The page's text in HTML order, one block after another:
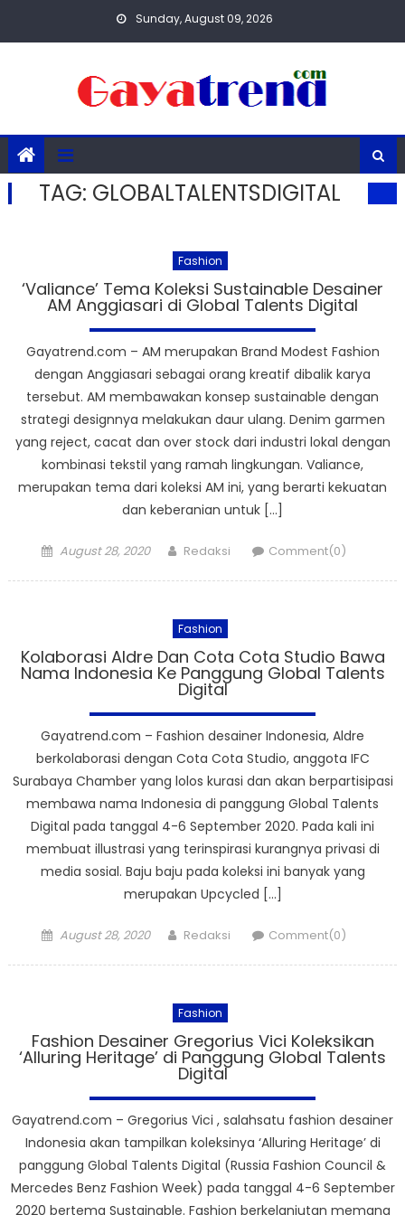
Sunday, August 09, 2026
TAG: GLOBALTALENTSDIGITAL
Fashion
‘Valiance’ Tema Koleksi Sustainable Desainer
AM Anggiasari di Global Talents Digital
Gayatrend.com – AM merupakan Brand Modest Fashion
dengan Anggiasari sebagai orang kreatif dibalik karya
tersebut. AM membawakan konsep sustainable dengan
strategi designnya melakukan daur ulang. Denim garmen
yang reject, cacat dan over stock dari industri lokal dengan
kombinasi tekstil yang ramah lingkungan. Valiance,
merupakan tema dari koleksi AM ini, yang berarti kekuatan
dan keberanian untuk […]
Posted
August 28, 2020 Author
Redaksi Comment(0)
Fashion
Kolaborasi Aldre Dan Cota Cota Studio Bawa
Nama Indonesia Ke Panggung Global Talents
Digital
Gayatrend.com – Fashion desainer Indonesia, Aldre
berkolaborasi dengan Cota Cota Studio, anggota IFC
Surabaya Chamber yang lolos kurasi dan akan berpartisipasi
membawa nama Indonesia di panggung Global Talents
Digital pada tanggal 4-6 September 2020. Pada kali ini
membuat illustrasi yang terinspirasi kurangnya privasi di
media sosial. Baju baju pada koleksi ini banyak yang
merupakan Upcycled […]
Posted
August 28, 2020 Author
Redaksi Comment(0)
Fashion
Fashion Desainer Gregorius Vici Koleksikan
‘Alluring Heritage’ di Panggung Global Talents
Digital
Gayatrend.com – Gregorius Vici , salahsatu fashion desainer
Indonesia akan tampilkan koleksinya ‘Alluring Heritage’ di
panggung Global Talents Digital (Russia Fashion Council &
Mercedes Benz Fashion Week) pada tanggal 4-6 September
2020 bertema Sustainable. Fashion berkelanjutan memang